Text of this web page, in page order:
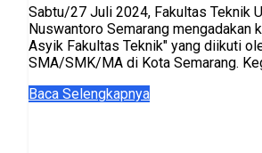
Sabtu/27 Juli 2024, Fakultas Teknik
Nuswantoro Semarang mengadakan
Asyik Fakultas Teknik" yang diikuti
SMA/SMK/MA di Kota Semarang.
Baca Selengkapnya